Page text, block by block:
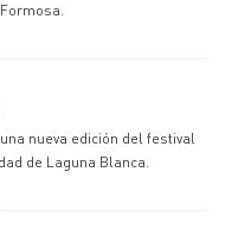
nueva edición del festival
de Laguna Blanca.